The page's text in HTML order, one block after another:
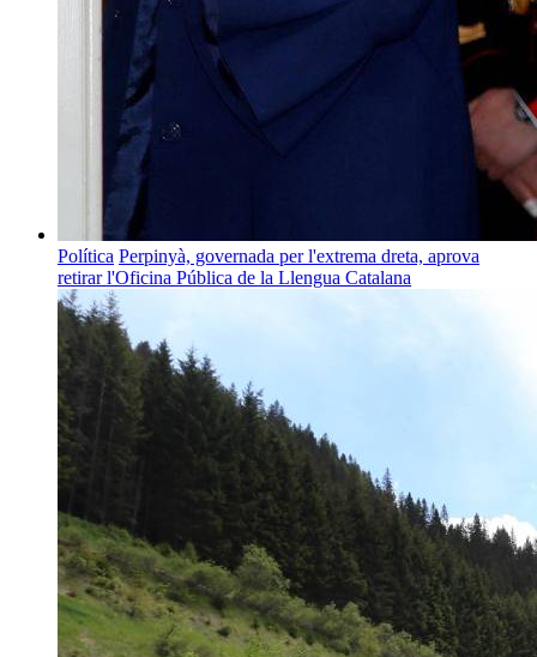
Política Perpinyà, governada per l'extrema dreta, aprova
retirar l'Oficina Pública de la Llengua Catalana